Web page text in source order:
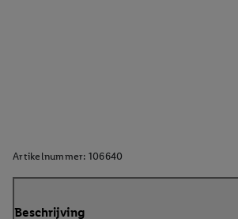
Artikelnummer: 106640
Beschrijving